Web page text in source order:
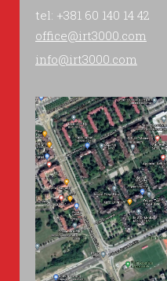
tel: +381 60 140 14 42
office@irt3000.com
info@irt3000.com